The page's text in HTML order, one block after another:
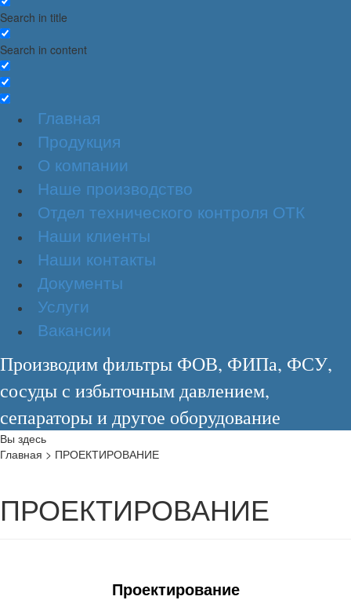
Search in title
Search in content
Главная
Продукция
О компании
Наше производство
Отдел технического контроля ОТК
Наши клиенты
Наши контакты
Документы
Услуги
Вакансии
Производим фильтры ФОВ, ФИПа, ФСУ,
сосуды с избыточным давлением,
сепараторы и другое оборудование
Вы здесь
Главная > ПРОЕКТИРОВАНИЕ
ПРОЕКТИРОВАНИЕ
Проектирование